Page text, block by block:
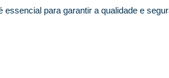
para garantir a qualidade e